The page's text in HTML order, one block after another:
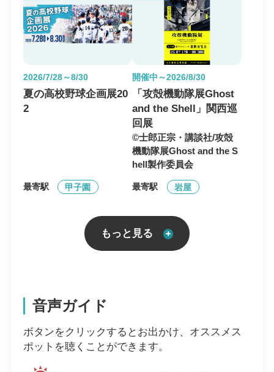
2026/7/28～8/30
夏の高校野球企画展20
2
最寄駅 甲子園
開催中～2026/8/30
「攻殻機動隊展Ghost
and the Shell」関西巡
回展
©士郎正宗・講談社/攻殻
機動隊展Ghost and the S
hell製作委員会
最寄駅 岩屋
もっと見る
音声ガイド
ボタンをクリックするとお出かけ、オススメス
ポットを聴くことができます。